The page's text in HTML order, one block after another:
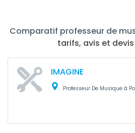
Comparatif professeur de
tarifs, avis et
IMAGINE
Professeur De Musique à